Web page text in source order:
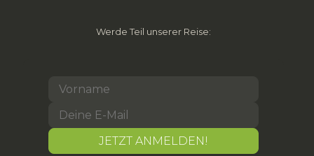
Werde Teil unserer Reise: